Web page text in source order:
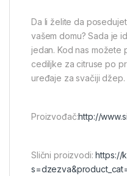
Da li želite da
vašem domu? Sada je
jedan. Kod nas možete
cediljke za citruse po
uređaje za svačiji džep.
Proizvođač:http://
Slični proizvodi:https://